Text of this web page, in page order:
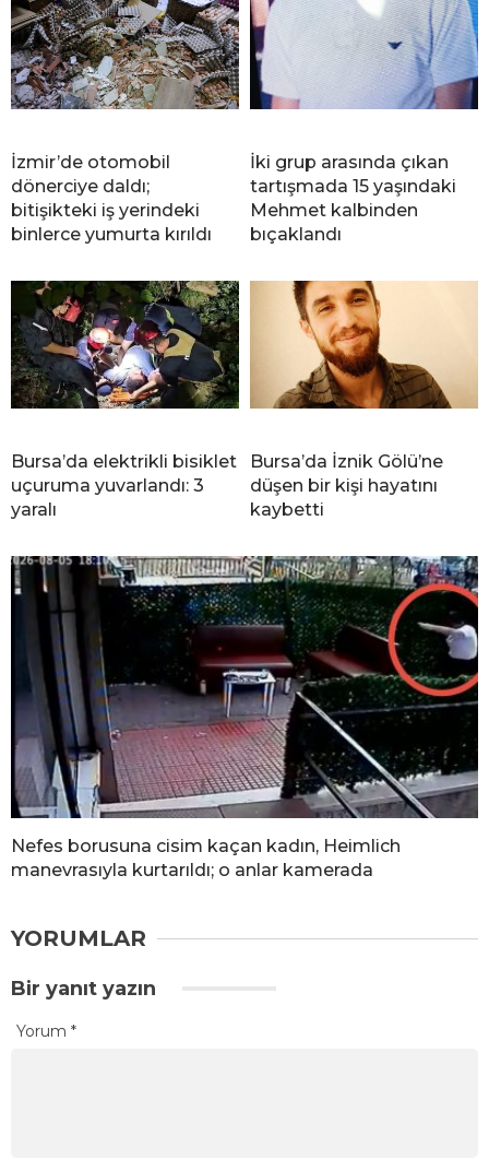
İzmir’de otomobil
dönerciye daldı;
bitişikteki iş yerindeki
binlerce yumurta kırıldı
İki grup arasında çıkan
tartışmada 15 yaşındaki
Mehmet kalbinden
bıçaklandı
Bursa’da elektrikli bisiklet
uçuruma yuvarlandı: 3
yaralı
Bursa’da İznik Gölü’ne
düşen bir kişi hayatını
kaybetti
Nefes borusuna cisim kaçan kadın, Heimlich
manevrasıyla kurtarıldı; o anlar kamerada
YORUMLAR
Bir yanıt yazın
Yorum *